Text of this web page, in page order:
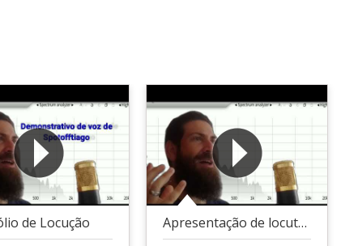
de Locução Apresentação de locutor